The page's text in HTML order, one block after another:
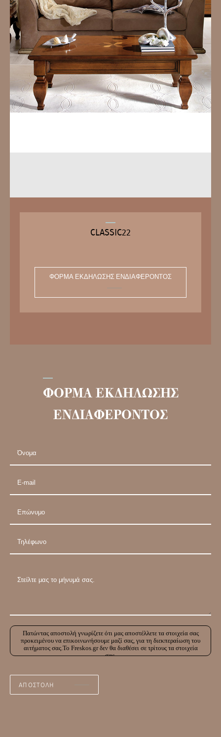
CLASSIC22
ΦΌΡΜΑ ΕΚΔΉΛΩΣΗΣ ΕΝΔΙΑΦΈΡΟΝΤΟΣ
ΦΟΡΜΑ ΕΚΔΗΛΩΣΗΣ
ΕΝΔΙΑΦΕΡΟΝΤΟΣ
Πατώντας αποστολή γνωρίζετε ότι μας αποστέλλετε τα στοιχεία σας
προκειμένου να επικοινωνήσουμε μαζί σας, για τη διεκπεραίωση του
αιτήματος σας.Το Freskos.gr δεν θα διαθέσει σε τρίτους τα στοιχεία
σας.